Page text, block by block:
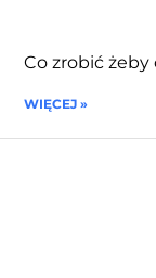
Co zrobić żeby
WIĘCEJ »